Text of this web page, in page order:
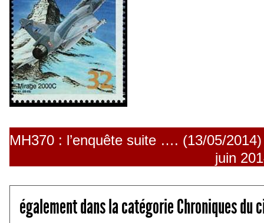
MH370 : l’enquête suite …. (13/05/2014)
juin
également dans la catégorie Chroniques du